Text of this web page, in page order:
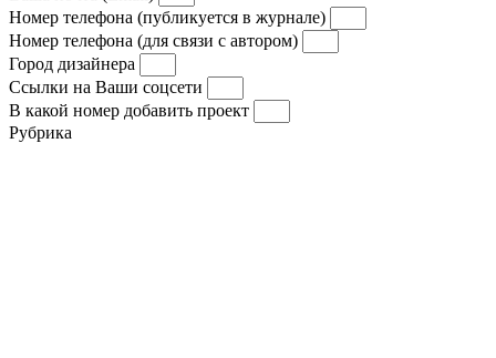
Номер телефона (публикуется в журнале)
Номер телефона (для связи с автором)
Город дизайнера
Ссылки на Ваши соцсети
В какой номер добавить проект
Рубрика